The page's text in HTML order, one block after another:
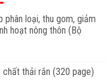
phân loại, thu gom, giảm
hoạt nông thôn (Bộ
chất thải rắn (320 page)